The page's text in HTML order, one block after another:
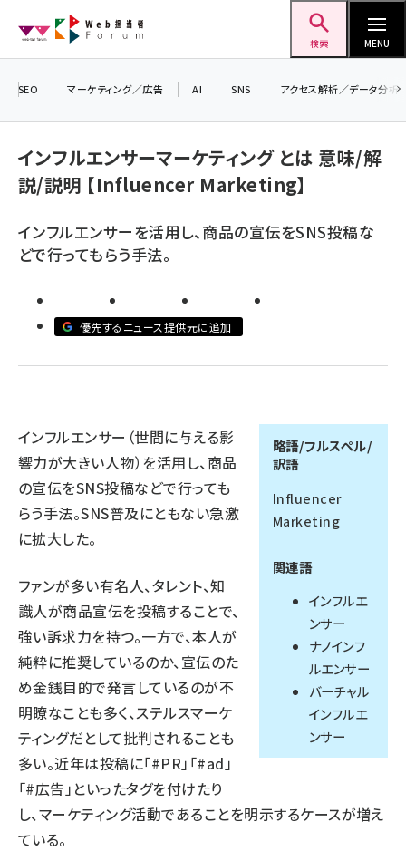
ン
検索 MENU
ai (2807)
note (2312)
セミナー (2307)
z世代 (1622)
llmo (1163)
SEO マーケティング／広告 AI SNS アクセス解析／データ分析
インフルエンサーマーケティング とは 意味/解
説/説明 【Influencer Marketing】
インフルエンサーを活用し、商品の宣伝をSNS投稿な
どで行ってもらう手法。
優先するニュース提供元に追加
略語/フルスペル/
訳語
Influencer
Marketing
関連語
インフルエ
ンサー
ナノインフ
ルエンサー
バーチャル
インフルエ
ンサー
インフルエンサー（世間に与える影
響力が大きい人物）を活用し、商品
の宣伝をSNS投稿などで行っても
らう手法。SNS普及にともない急激
に拡大した。
ファンが多い有名人、タレント、知
識人が商品宣伝を投稿することで、
強い訴求力を持つ。一方で、本人が
純粋に推奨しているのか、宣伝のた
め金銭目的で発言しているのが不
明瞭なことも多く、ステルスマーケ
ティングだとして批判されることも
多い。近年は投稿に「#PR」「#ad」
「#広告」といったタグを付けたり
し、マーケティング活動であることを明示するケースが増え
ている。